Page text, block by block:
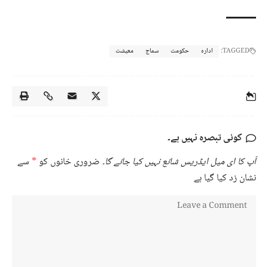
TAGGED: ادارہ حکومت سماج معیشت
کوئی تبصرہ نہیں ہے۔
آپ کا ای میل ایڈریس شائع نہیں کیا جائے گا۔ضروری خانوں کو* سے
نشان زد کیا گیا ہے